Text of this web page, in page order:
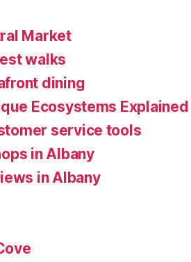
Market
walks
dining
Ecosystems Explained
service tools
in Albany
in Albany